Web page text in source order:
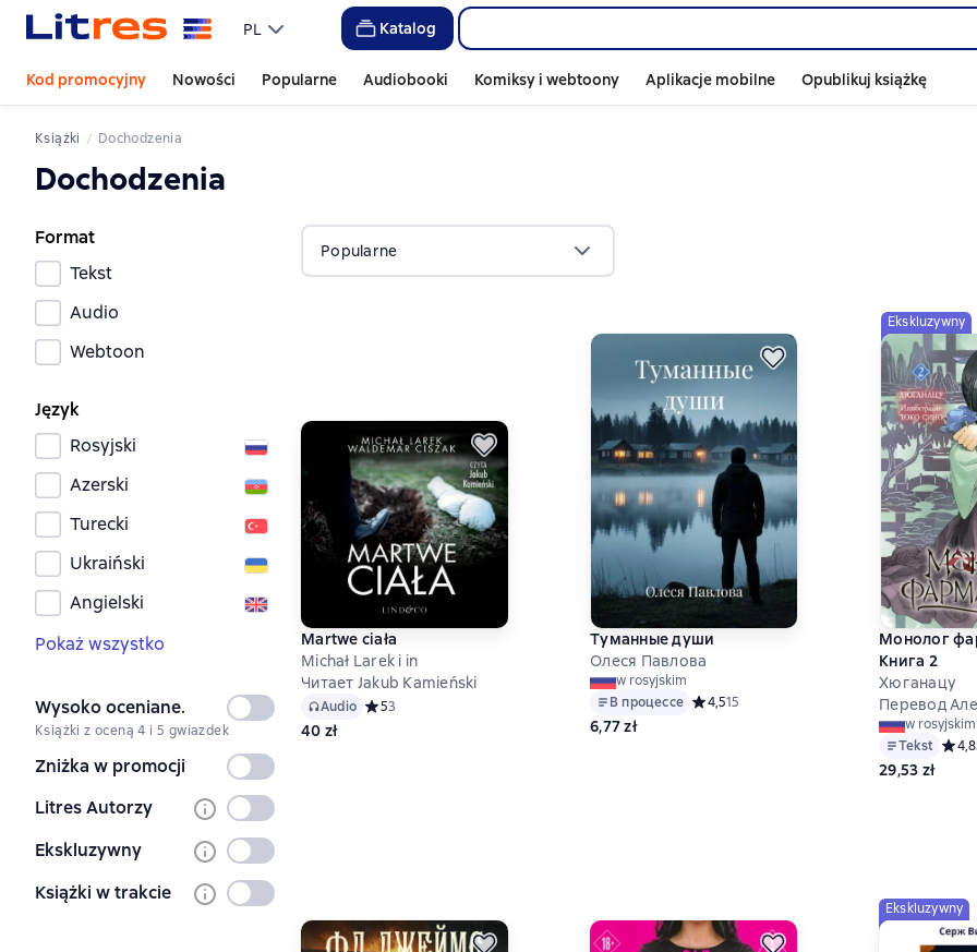
PL Katalog
Kod promocyjny Nowości Popularne Audiobooki Komiksy i webtoony Aplikacje mobilne Opublikuj książkę
Książki Dochodzenia
Dochodzenia
Format
Tekst
Audio
Webtoon
Język
Rosyjski
Azerski
Turecki
Ukraiński
Angielski
Pokaż wszystko
Wysoko oceniane.
Nie
Książki z oceną 4 i 5 gwiazdek
Zniżka w promocji
Nie
wybrany
Litres Autorzy
Nie
wybrany
Ekskluzywny
Nie
wybrany
Książki w trakcie
Nie
Popularne
Martwe ciała
Michał Larek i in
Читает Jakub Kamieński
Audio Средний рейтинг 5 на основе 3 оценок
53
40 zł
Туманные души
Олеся Павлова
w rosyjskim
В процессе Средний рейтинг 4,5 на основе 15 оценок
4,515
6,77 zł
Ekskluzywny
Монолог
Книга 2
Хюганацу
Перевод
w rosyjskim
Tekst
4,8
29,53 zł
Ekskluzywny